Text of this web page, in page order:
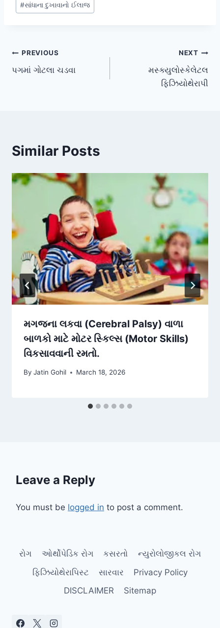
#સાંધાના દુખાવાનો ઈલાજ
Post
navigation
PREVIOUS
પગમાં ગોટલા ચડવા
NEXT
મસ્ક્યુલોસ્કેલેટલ
ફિઝિયોથેરાપી
Similar Posts
મગજના લકવા (Cerebral Palsy) વાળા
બાળકો માટે મોટર સ્કિલ્સ (Motor Skills)
વિકસાવવાની રમતો.
By Jatin Gohil March 18, 2026
Leave a Reply
You must be logged in to post a comment.
રોગ ઓર્થોપેડિક રોગ કસરતો
ન્યુરોલોજીકલ રોગ
ફિઝિયોથેરાપિસ્ટ
સારવાર
Privacy Policy
DISCLAIMER
Sitemap